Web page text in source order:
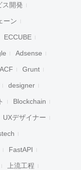
ス開発
ーン
ECCUBE
Adsense
ACF Grunt
designer
Blockchain
UXデザイナー
FastAPI
上流工程